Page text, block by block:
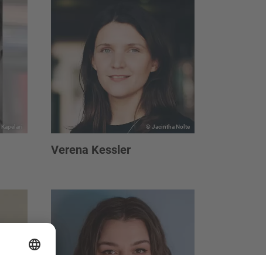
© Jacintha Nolte
Verena Kessler